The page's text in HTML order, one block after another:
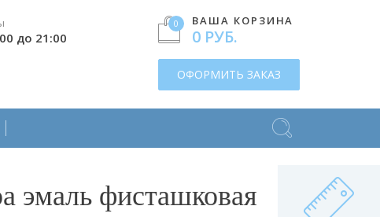
0 ВАША КОРЗИНА
0 РУБ.
ОФОРМИТЬ ЗАКАЗ
до 21:00
эмаль фисташковая